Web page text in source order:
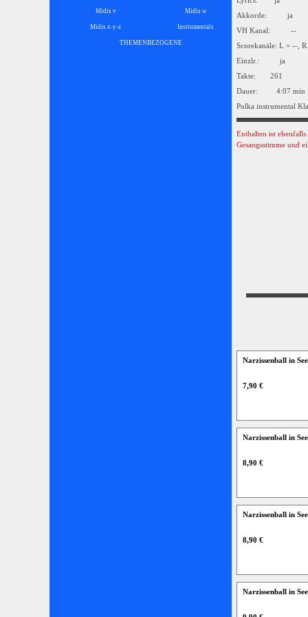
Midis v Midis w
Midis x-y-z Instrumentals
THEMENBEZOGENE ▼
Akkorde: ja
VH Kanal: --
Scorekanäle: L = --, R
Einzlr.: ja
Takte: 261
Dauer: 4:07 min
Polka instrumental
Enthalten ist
Gesangsstimme und
Narzissenball in
7,90 €
Narzissenball in
8,90 €
Narzissenball in
8,90 €
Narzissenball in